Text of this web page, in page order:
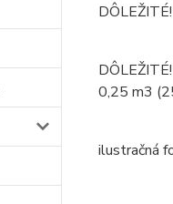
0,25 m3
ilustračná